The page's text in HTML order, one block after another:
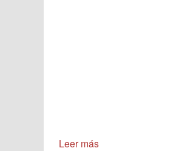
Leer más